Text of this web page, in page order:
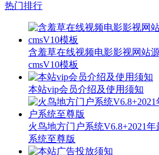
热门排行
含羞草在线视频电影影视网站
cmsV10模板
本站vip会员介绍及使用须知
火鸟地方门户系统V6.8+2021
系统至尊版